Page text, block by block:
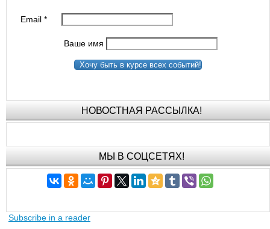
Email*
Ваше имя
Хочу быть в курсе всех событий!
НОВОСТНАЯ РАССЫЛКА!
МЫ В СОЦСЕТЯХ!
Subscribe in a reader